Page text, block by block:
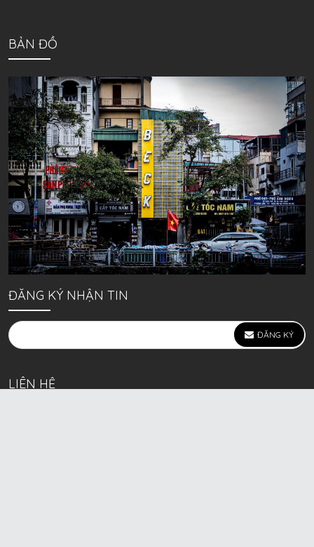
BẢN ĐỒ
ĐĂNG KÝ NHẬN TIN
ĐĂNG KÝ
LIÊN HỆ